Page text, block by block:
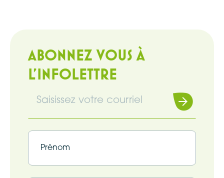
ABONNEZ VOUS À
L'INFOLETTRE
Infolettre
Infolettre
Souscrire